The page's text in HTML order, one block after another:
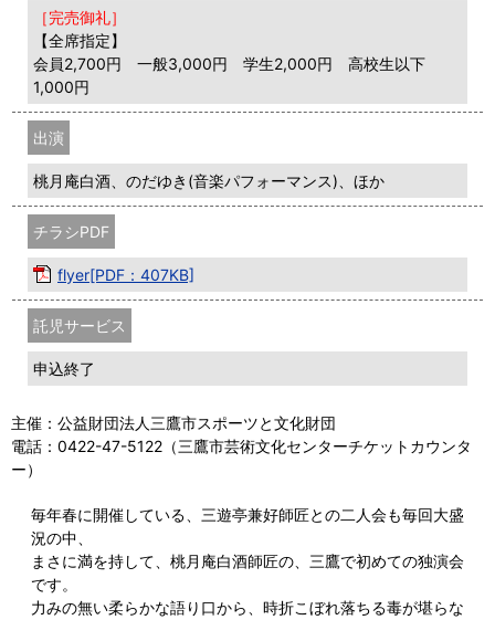
［完売御礼］
【全席指定】
会員2,700円 一般3,000円 学生2,000円 高校生以下
1,000円
出演
桃月庵白酒、のだゆき(音楽パフォーマンス)、ほか
チラシPDF
flyer[PDF：407KB]
託児サービス
申込終了
主催：公益財団法人三鷹市スポーツと文化財団
電話：0422-47-5122（三鷹市芸術文化センターチケットカウンタ
ー）
毎年春に開催している、三遊亭兼好師匠との二人会も毎回大盛
況の中、
まさに満を持して、桃月庵白酒師匠の、三鷹で初めての独演会
です。
力みの無い柔らかな語り口から、時折こぼれ落ちる毒が堪らな